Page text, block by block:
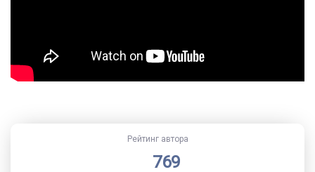
Рейтинг автора
769